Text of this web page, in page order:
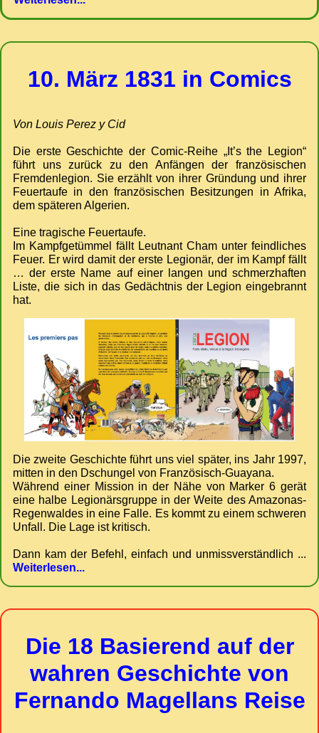
10. März 1831 in Comics
Von Louis Perez y Cid
Die erste Geschichte der Comic-Reihe „It’s the Legion“
führt uns zurück zu den Anfängen der französischen
Fremdenlegion. Sie erzählt von ihrer Gründung und ihrer
Feuertaufe in den französischen Besitzungen in Afrika,
dem späteren Algerien.
Eine tragische Feuertaufe.
Im Kampfgetümmel fällt Leutnant Cham unter feindliches
Feuer. Er wird damit der erste Legionär, der im Kampf fällt
… der erste Name auf einer langen und schmerzhaften
Liste, die sich in das Gedächtnis der Legion eingebrannt
hat.
Die zweite Geschichte führt uns viel später, ins Jahr 1997,
mitten in den Dschungel von Französisch-Guayana.
Während einer Mission in der Nähe von Marker 6 gerät
eine halbe Legionärsgruppe in der Weite des Amazonas-
Regenwaldes in eine Falle. Es kommt zu einem schweren
Unfall. Die Lage ist kritisch.
Dann kam der Befehl, einfach und unmissverständlich ...
Weiterlesen...
Die 18 Basierend auf der
wahren Geschichte von
Fernando Magellans Reise